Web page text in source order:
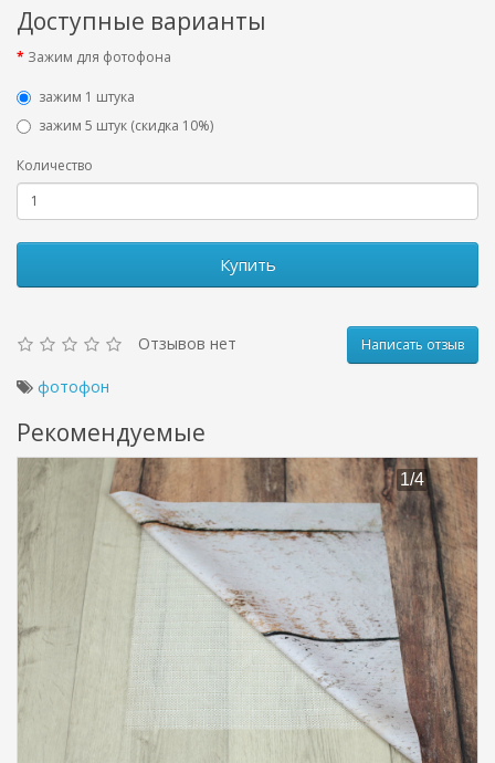
Доступные варианты
Зажим для фотофона
зажим 1 штука
зажим 5 штук (скидка 10%)
Количество
Купить
Отзывов нет Написать отзыв
фотофон
Рекомендуемые